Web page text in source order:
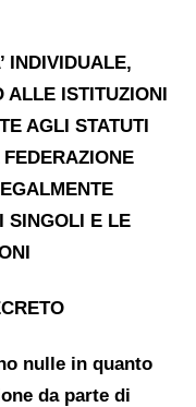
INDIVIDUALE,
ALLE ISTITUZIONI
AGLI STATUTI
SINGOLI E LE
nulle in quanto
da parte di